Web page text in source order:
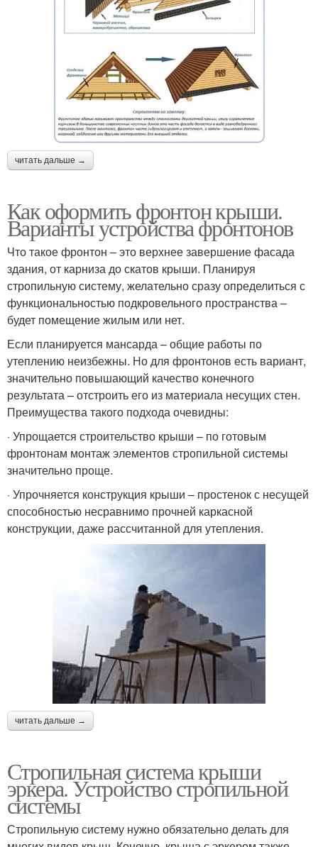
читать дальше →
Как оформить фронтон крыши.
Варианты устройства фронтонов
Что такое фронтон – это верхнее завершение фасада
здания, от карниза до скатов крыши. Планируя
стропильную систему, желательно сразу определиться с
функциональностью подкровельного пространства –
будет помещение жилым или нет.
Если планируется мансарда – общие работы по
утеплению неизбежны. Но для фронтонов есть вариант,
значительно повышающий качество конечного
результата – отстроить его из материала несущих стен.
Преимущества такого подхода очевидны:
· Упрощается строительство крыши – по готовым
фронтонам монтаж элементов стропильной системы
значительно проще.
· Упрочняется конструкция крыши – простенок с несущей
способностью несравнимо прочней каркасной
конструкции, даже рассчитанной для утепления.
читать дальше →
Стропильная система крыши
эркера. Устройство стропильной
системы
Стропильную систему нужно обязательно делать для